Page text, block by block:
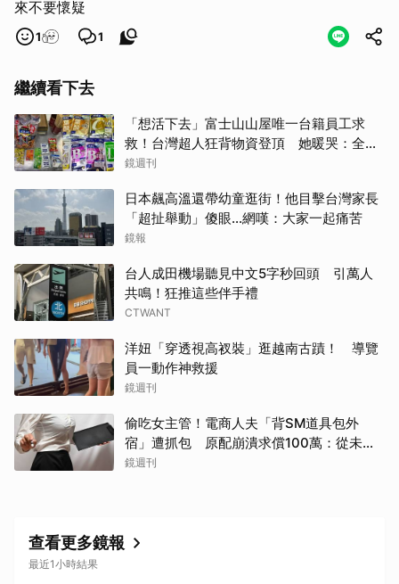
來不要懷疑
1 1
繼續看下去
「想活下去」富士山山屋唯一台籍員工求
救！台灣超人狂背物資登頂 她暖哭：全世
界只有台灣會這樣
鏡週刊
日本飆高溫還帶幼童逛街！他目擊台灣家長
「超扯舉動」傻眼...網嘆：大家一起痛苦
鏡報
台人成田機場聽見中文5字秒回頭 引萬人
共鳴！狂推這些伴手禮
CTWANT
洋妞「穿透視高衩裝」逛越南古蹟！ 導覽
員一動作神救援
鏡週刊
偷吃女主管！電商人夫「背SM道具包外
宿」遭抓包 原配崩潰求償100萬：從未用
過此類
鏡週刊
查看更多鏡報
最近1小時結果